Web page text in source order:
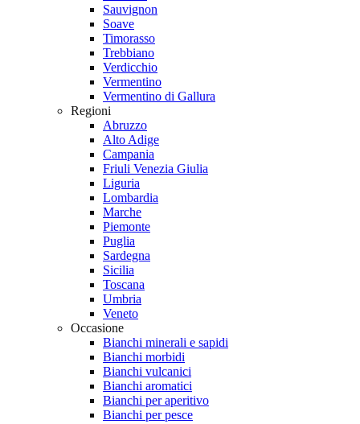
Sauvignon
Soave
Timorasso
Trebbiano
Verdicchio
Vermentino
Vermentino di Gallura
Regioni
Abruzzo
Alto Adige
Campania
Friuli Venezia Giulia
Liguria
Lombardia
Marche
Piemonte
Puglia
Sardegna
Sicilia
Toscana
Umbria
Veneto
Occasione
Bianchi minerali e sapidi
Bianchi morbidi
Bianchi vulcanici
Bianchi aromatici
Bianchi per aperitivo
Bianchi per pesce